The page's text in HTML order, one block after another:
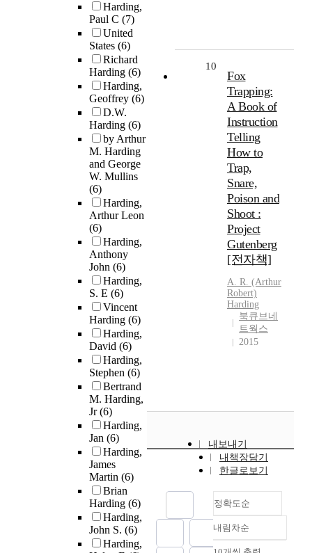
Harding,
Paul C (7)
United
States (6)
Richard
Harding (6)
Harding,
Geoffrey (6)
D.W.
Harding (6)
by Arthur
M. Harding
and George
W. Mullins
(6)
Harding,
Arthur Leon
(6)
Harding,
Anthony
John (6)
Harding,
S. E (6)
Vincent
Harding (6)
Harding,
David (6)
Harding,
Stephen (6)
Bertrand
M. Harding,
Jr(6)
Harding,
Jan (6)
Harding,
James
Martin (6)
Brian
Harding (6)
Harding,
John S. (6)
Harding,
10
Fox
Trapping:
A Book of
Instruction
Telling
How to
Trap,
Snare,
Poison and
Shoot :
Project
Gutenberg
[전자책]
A. R. (Arthur
Robert)
Harding
북큐브네
트웍스
2015
내보내기
내책장담기
한글로보기
정확도순
정확도
순
내림차순